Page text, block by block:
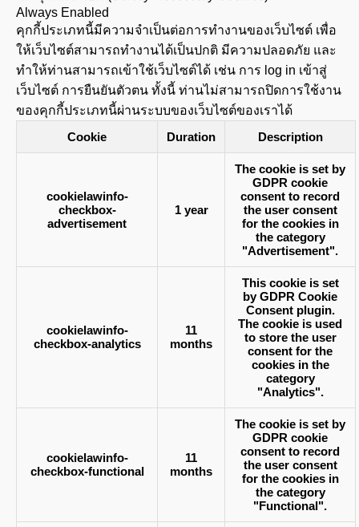
Always Enabled
คุกกี้ประเภทนี้มีความจำเป็นต่อการทำงานของเว็บไซต์ เพื่อ
ให้เว็บไซต์สามารถทำงานได้เป็นปกติ มีความปลอดภัย และ
ทำให้ท่านสามารถเข้าใช้เว็บไซต์ได้ เช่น การ log in เข้าสู่
เว็บไซต์ การยืนยันตัวตน ทั้งนี้ ท่านไม่สามารถปิดการใช้งาน
ของคุกกี้ประเภทนี้ผ่านระบบของเว็บไซต์ของเราได้
Cookie
Duration Description
cookielawinfo-
checkbox-
advertisement
1 year
The cookie is set by
GDPR cookie
consent to record
the user consent
for the cookies in
the category
"Advertisement".
cookielawinfo-
checkbox-analytics
11
months
This cookie is set
by GDPR Cookie
Consent plugin.
The cookie is used
to store the user
consent for the
cookies in the
category
"Analytics".
cookielawinfo-
checkbox-functional
11
months
The cookie is set by
GDPR cookie
consent to record
the user consent
for the cookies in
the category
"Functional".